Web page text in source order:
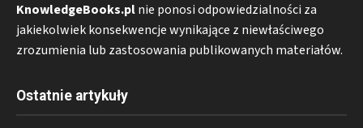
KnowledgeBooks.plnie ponosi odpowiedzialności za
jakiekolwiek konsekwencje wynikające z niewłaściwego
zrozumienia lub zastosowania publikowanych materiałów.
Ostatnie artykuły